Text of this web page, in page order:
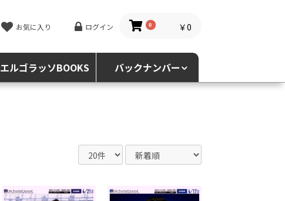
お気に入り ログイン 0 ￥0
エルゴラッソBOOKS バックナンバー